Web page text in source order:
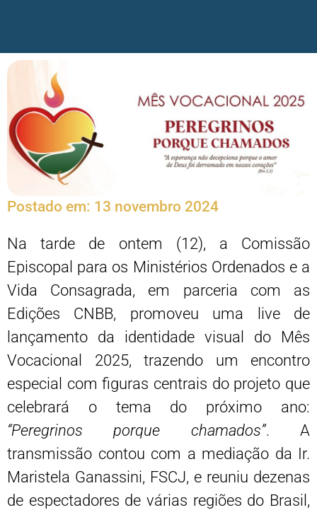
Postado em: 13 novembro 2024
Na tarde de ontem (12), a Comissão
Episcopal para os Ministérios Ordenados e a
Vida Consagrada, em parceria com as
Edições CNBB, promoveu uma live de
lançamento da identidade visual do Mês
Vocacional 2025, trazendo um encontro
especial com figuras centrais do projeto que
celebrará o tema do próximo ano:
“Peregrinos porque chamados”. A
transmissão contou com a mediação da Ir.
Maristela Ganassini, FSCJ, e reuniu dezenas
de espectadores de várias regiões do Brasil,